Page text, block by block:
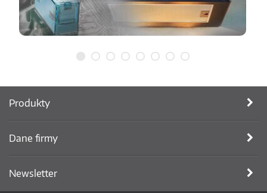
Produkty
Dane firmy
Newsletter